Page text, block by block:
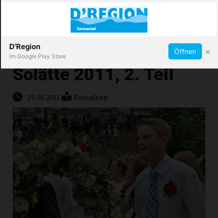
Immobilien
Veranstaltungen
Stellen
Paper
Abonnieren
Solätte 2011, 2. Teil
29.06.2011 Fotoalben
D'Region
Im Google Play Store
Öffnen ×